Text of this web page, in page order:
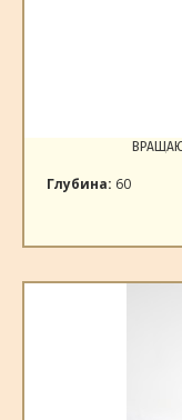
Глубина: 60